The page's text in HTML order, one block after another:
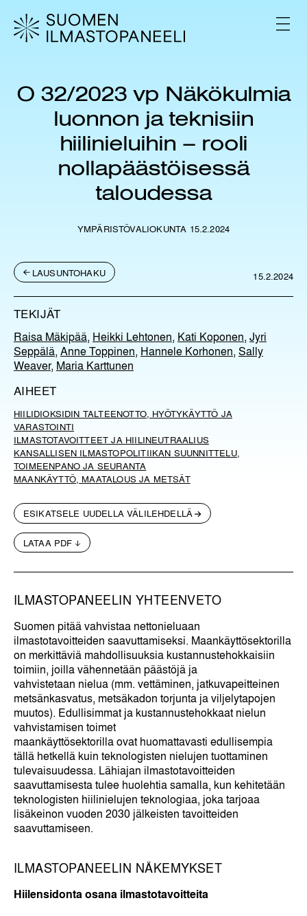
V
A
O
O 32/2023 vp Näkökulmia
luonnon ja teknisiin
hiilinieluihin – rooli
nollapäästöisessä
taloudessa
YMPÄRISTÖVALIOKUNTA 15.2.2024
LAUSUNTOHAKU 15.2.2024
TEKIJÄT
Raisa Mäkipää, Heikki Lehtonen, Kati Koponen, Jyri
Seppälä, Anne Toppinen, Hannele Korhonen, Sally
Weaver, Maria Karttunen
AIHEET
HIILIDIOKSIDIN TALTEENOTTO, HYÖTYKÄYTTÖ JA
VARASTOINTI
ILMASTOTAVOITTEET JA HIILINEUTRAALIUS
KANSALLISEN ILMASTOPOLITIIKAN SUUNNITTELU,
TOIMEENPANO JA SEURANTA
MAANKÄYTTÖ, MAATALOUS JA METSÄT
ESIKATSELE UUDELLA VÄLILEHDELLÄ
LATAA PDF
ILMASTOPANEELIN YHTEENVETO
Suomen pitää vahvistaa nettonieluaan
ilmastotavoitteiden saavuttamiseksi. Maankäyttösektorilla
on merkittäviä mahdollisuuksia kustannustehokkaisiin
toimiin, joilla vähennetään päästöjä ja
vahvistetaan nielua (mm. vettäminen, jatkuvapeitteinen
metsänkasvatus, metsäkadon torjunta ja viljelytapojen
muutos). Edullisimmat ja kustannustehokkaat nielun
vahvistamisen toimet
maankäyttösektorilla ovat huomattavasti edullisempia
tällä hetkellä kuin teknologisten nielujen tuottaminen
tulevaisuudessa. Lähiajan ilmastotavoitteiden
saavuttamisesta tulee huolehtia samalla, kun kehitetään
teknologisten hiilinielujen teknologiaa, joka tarjoaa
lisäkeinon vuoden 2030 jälkeisten tavoitteiden
saavuttamiseen.
ILMASTOPANEELIN NÄKEMYKSET
Hiilensidonta osana ilmastotavoitteita